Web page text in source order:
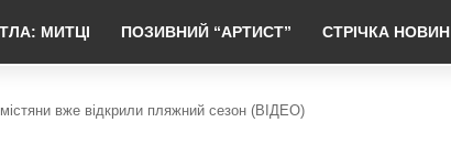
МИТЦІ ПОЗИВНИЙ “АРТИСТ” СТРІЧКА НОВИН
містяни вже відкрили пляжний сезон (ВІДЕО)